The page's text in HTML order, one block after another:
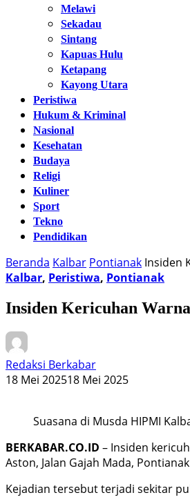
Melawi
Sekadau
Sintang
Kapuas Hulu
Ketapang
Kayong Utara
Peristiwa
Hukum & Kriminal
Nasional
Kesehatan
Budaya
Religi
Kuliner
Sport
Tekno
Pendidikan
Beranda Kalbar Pontianak Insiden
Kalbar, Peristiwa, Pontianak
Insiden Kericuhan
Redaksi Berkabar
18 Mei 202518 Mei 2025
Suasana di Musda HIPMI
BERKABAR.CO.ID – Insiden
Aston, Jalan Gajah Mada,
Kejadian tersebut terjadi sekitar